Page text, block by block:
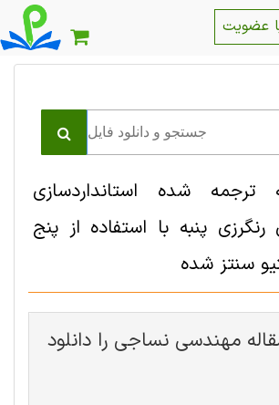
ترجمه شده استانداردسازی
رنگرزی پنبه با استفاده از پنج
سنتز شده
مهندسی نساجی را دانلود